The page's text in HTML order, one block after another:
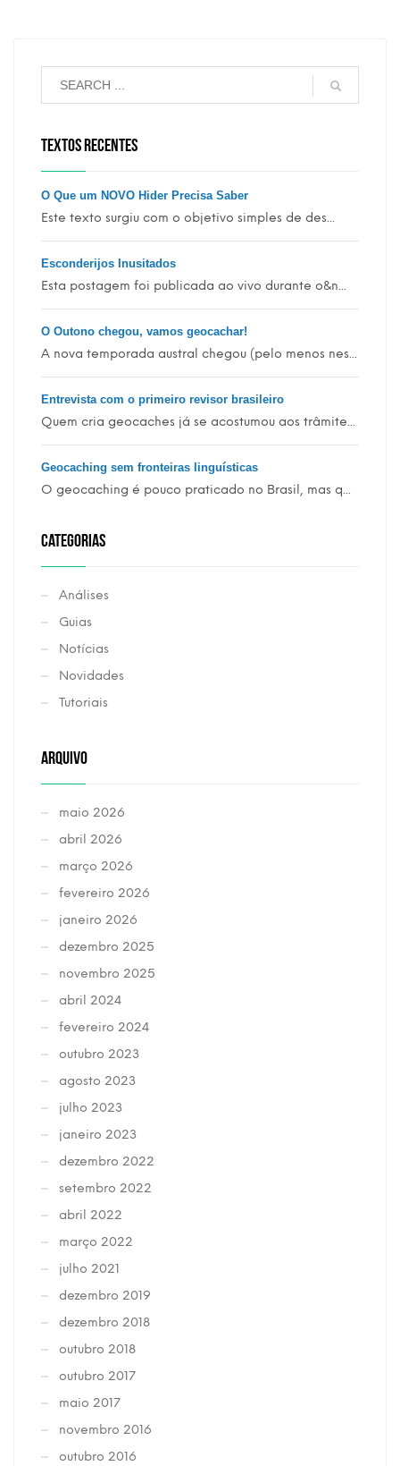
TEXTOS RECENTES
O Que um NOVO Hider Precisa Saber
Este texto surgiu com o objetivo simples de des...
Esconderijos Inusitados
Esta postagem foi publicada ao vivo durante o&n...
O Outono chegou, vamos geocachar!
A nova temporada austral chegou (pelo menos nes...
Entrevista com o primeiro revisor brasileiro
Quem cria geocaches já se acostumou aos trâmite...
Geocaching sem fronteiras linguísticas
O geocaching é pouco praticado no Brasil, mas q...
CATEGORIAS
Análises
Guias
Notícias
Novidades
Tutoriais
ARQUIVO
maio 2026
abril 2026
março 2026
fevereiro 2026
janeiro 2026
dezembro 2025
novembro 2025
abril 2024
fevereiro 2024
outubro 2023
agosto 2023
julho 2023
janeiro 2023
dezembro 2022
setembro 2022
abril 2022
março 2022
julho 2021
dezembro 2019
dezembro 2018
outubro 2018
outubro 2017
maio 2017
novembro 2016
outubro 2016